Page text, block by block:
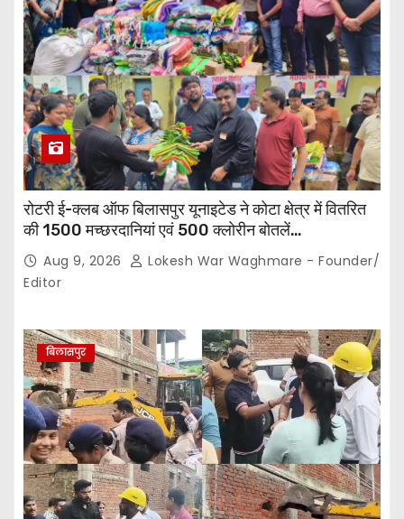
रोटरी ई-क्लब ऑफ बिलासपुर यूनाइटेड ने कोटा क्षेत्र में वितरित
की 1500 मच्छरदानियां एवं 500 क्लोरीन बोतलें…
Aug 9, 2026
Lokesh War Waghmare - Founder/
Editor
बिलासपुर